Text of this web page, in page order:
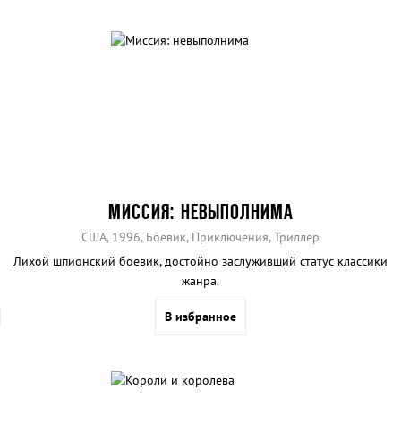
МИССИЯ: НЕВЫПОЛНИМА
США, 1996, Боевик, Приключения, Триллер
Лихой шпионский боевик, достойно заслуживший статус классики
жанра.
В избранное